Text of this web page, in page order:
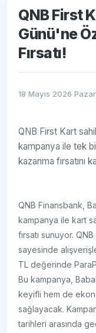
QNB First
Günü'ne
Fırsatı!
18 Mayıs 2026
QNB First Kart
kampanya ile tek
kazanma fırsatını
QNB Finansbank,
kampanya ile kart
fırsatı sunuyor.
sayesinde
TL değerinde
Bu kampanya,
keyifli hem de
sağlayacak.
tarihleri arasında